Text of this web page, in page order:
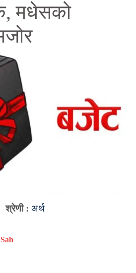
मधेसको
श्रेणी : अर्थ